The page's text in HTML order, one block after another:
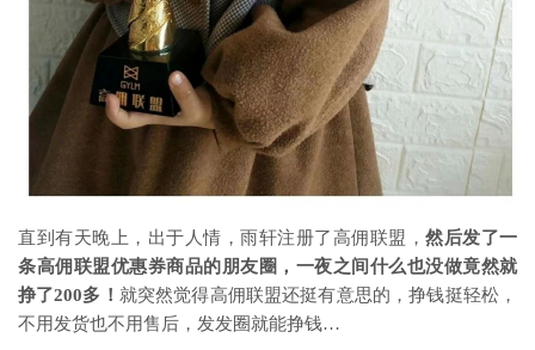
直到有天晚上，出于人情，雨轩注册了高佣联盟， 然后发了一
条高佣联盟优惠券商品的朋友圈，一夜之间什么也没做竟然就
挣了200多！ 就突然觉得高佣联盟还挺有意思的，挣钱挺轻松，
不用发货也不用售后，发发圈就能挣钱…